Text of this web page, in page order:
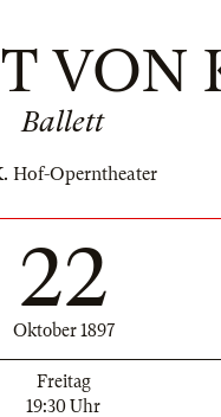
VON
Ballett
Hof-Operntheater
22
Oktober 1897
Freitag
19:30 Uhr